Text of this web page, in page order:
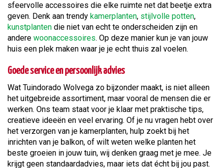
sfeervolle accessoires die elke ruimte net dat beetje extra
geven. Denk aan trendy kamerplanten, stijlvolle potten,
kunstplanten die niet van echt te onderscheiden zijn en
andere woonaccessoires. Op deze manier kun je van jouw
huis een plek maken waar je je echt thuis zal voelen.
Goede service en persoonlijk advies
Wat Tuindorado Wolvega zo bijzonder maakt, is niet alleen
het uitgebreide assortiment, maar vooral de mensen die er
werken. Ons team staat voor je klaar met praktische tips,
creatieve ideeën en veel ervaring. Of je nu vragen hebt over
het verzorgen van je kamerplanten, hulp zoekt bij het
inrichten van je balkon, of wilt weten welke planten het
beste groeien in jouw tuin, wij denken graag met je mee. Je
krijgt geen standaardadvies, maar iets dat écht bij jou past.